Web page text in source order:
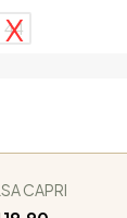
44
CAPRI